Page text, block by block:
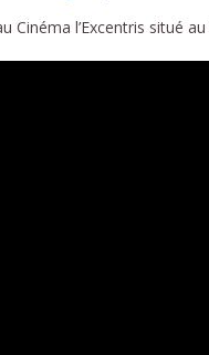
Cinéma l’Excentris situé